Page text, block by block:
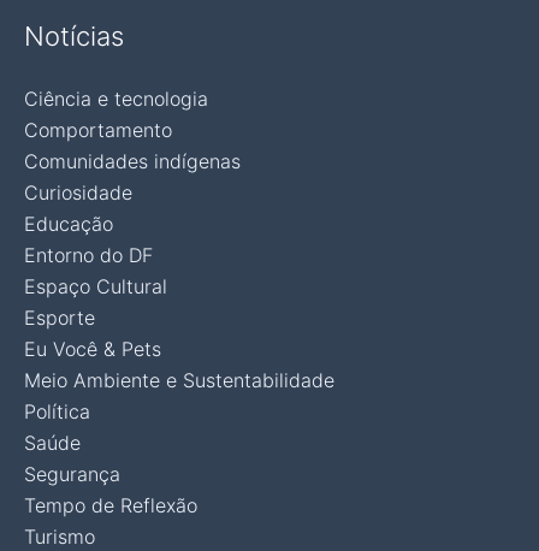
Notícias
Ciência e tecnologia
Comportamento
Comunidades indígenas
Curiosidade
Educação
Entorno do DF
Espaço Cultural
Esporte
Eu Você & Pets
Meio Ambiente e Sustentabilidade
Política
Saúde
Segurança
Tempo de Reflexão
Turismo